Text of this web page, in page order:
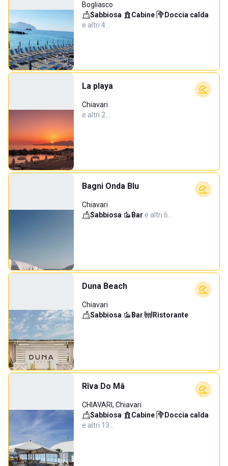
Bogliasco
Sabbiosa· Cabine· Doccia calda·
e altri 4…
La playa
Chiavari
e altri 2…
Bagni Onda Blu
Chiavari
Sabbiosa· Bar·e altri 6…
Duna Beach
Chiavari
Sabbiosa· Bar· Ristorante
Rîva Do Mâ
CHIAVARI, Chiavari
Sabbiosa· Cabine· Doccia calda·
e altri 13…